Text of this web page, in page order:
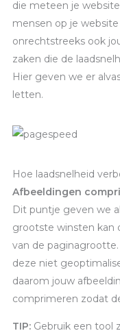
die meteen je
mensen op je
onrechtstreeks ook
zaken die de
Hier geven we er
letten.
Hoe laadsnelheid
Afbeeldingen
Dit puntje geven we
grootste winsten kan
van de
deze niet
daarom jouw
comprimeren zodat
TIP: Gebruik een tool